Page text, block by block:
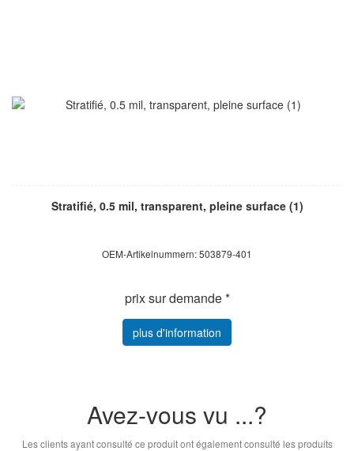
Stratifié, 0.5 mil, transparent, pleine surface (1)
OEM-Artikelnummern: 503879-401
prix sur demande *
plus d'information
Avez-vous vu ...?
Les clients ayant consulté ce produit ont également consulté les produits